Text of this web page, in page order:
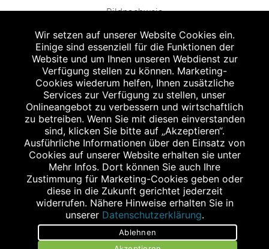
Bildnachweis
Abgabe in haushaltsüblichen Mengen, solange der Vorrat reicht. Für Druck-
und Satzfehler keine Haftung.
Zu Risiken und Nebenwirkungen lesen Sie die Packungsbeilage und fragen
Sie Ihren Arzt oder Apotheker.
Angabe nach der deutschen Arzneimitteltaxe Apothekenerstattungspreis
(AEP). Der AEP ist keine unverbindliche Preisempfehlung der Hersteller. Der
AEP ist ein von den Apotheken in Ansatz gebrachter Preis für rezeptfreie
Arzneimittel. Er entspricht in der Höhe dem für Apotheken verbindlichen
Abgabepreis, zu dem eine Apotheke in bestimmten Fällen (z.B. bei Kindern
unter 12 Jahren) das Produkt mit der gesetzlichen Krankenversicherung
abrechnet. Der AEP ist der allgemeine Erstattungspreis im Falle einer
Kostenübernahme durch die gesetzlichen Krankenkassen, vor Abzug eines
Zwangsrabattes (zur Zeit 5%) nach §130 Abs. 1 SGB V.
Unverbindliche Preisempfehlung des Herstellers (UVP).
powered by apovena.de
Wir setzen auf unserer Website Cookies ein.
Einige sind essenziell für die Funktionen der
Website und um Ihnen unseren Webdienst zur
Verfügung stellen zu können. Marketing-
Cookies wiederum helfen, Ihnen zusätzliche
Services zur Verfügung zu stellen, unser
Onlineangebot zu verbessern und wirtschaftlich
zu betreiben. Wenn Sie mit diesen einverstanden
sind, klicken Sie bitte auf „Akzeptieren“.
Ausführliche Informationen über den Einsatz von
Cookies auf unserer Website erhalten sie unter
Mehr Infos. Dort können Sie auch Ihre
Zustimmung für Marketing-Cookies geben oder
diese in die Zukunft gerichtet jederzeit
widerrufen. Nähere Hinweise erhalten Sie in
unserer Datenschutzerklärung.
Ablehnen